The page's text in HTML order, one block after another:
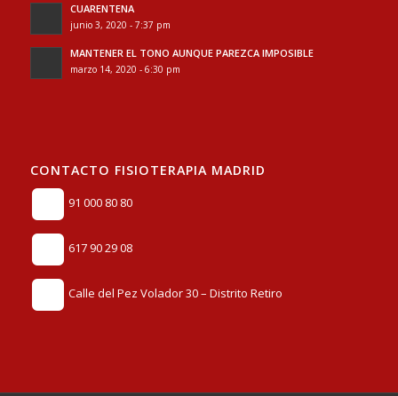
CUARENTENA
junio 3, 2020 - 7:37 pm
MANTENER EL TONO AUNQUE PAREZCA IMPOSIBLE
marzo 14, 2020 - 6:30 pm
CONTACTO FISIOTERAPIA MADRID
91 000 80 80
617 90 29 08
Calle del Pez Volador 30 – Distrito Retiro